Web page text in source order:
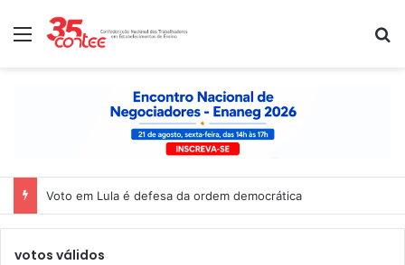
Menu
Voto em Lula é defesa da ordem democrática
votos válidos